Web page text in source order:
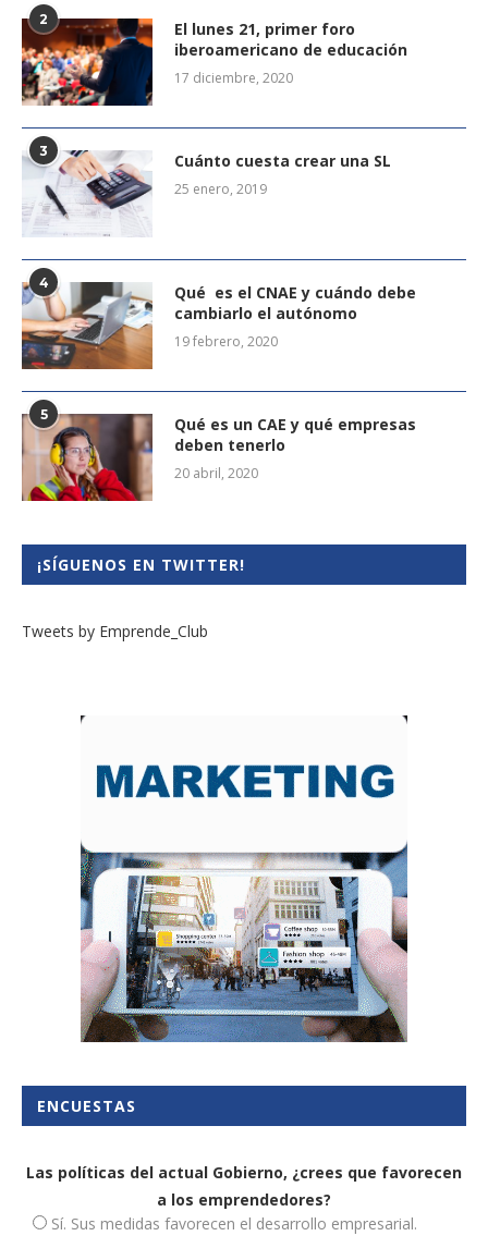
2
El lunes 21, primer foro
iberoamericano de educación
17 diciembre, 2020
3 Cuánto cuesta crear una SL
25 enero, 2019
4
Qué es el CNAE y cuándo debe
cambiarlo el autónomo
19 febrero, 2020
5
Qué es un CAE y qué empresas
deben tenerlo
20 abril, 2020
¡SÍGUENOS EN TWITTER!
Tweets by Emprende_Club
ENCUESTAS
Las políticas del actual Gobierno, ¿crees que favorecen
a los emprendedores?
Sí. Sus medidas favorecen el desarrollo empresarial.